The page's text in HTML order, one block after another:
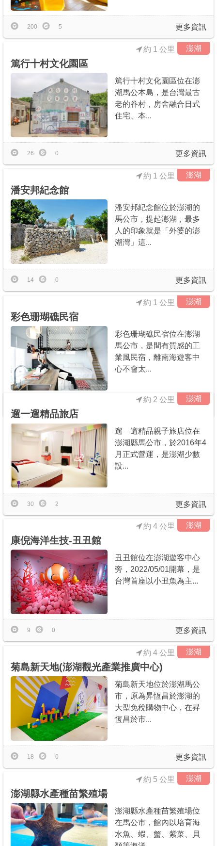
更多資訊
200 5
澎湖
篤行十村文化園區
約 1 公里
篤行十村文化園區位在澎
湖馬公本島，是台灣最古
老的眷村，房舍融合日式
住宅、本...
更多資訊
26 0
澎湖
潘安邦紀念館
約 1 公里
潘安邦紀念館位於澎湖的
馬公市，提起澎湖，最多
人的印象就是「外婆的澎
湖灣」這...
更多資訊
14 0
澎湖
彩色珊瑚礁民宿
約 1 公里
彩色珊瑚礁民宿位在澎湖
馬公市，是間有質感的工
業風民宿，離南海遊客中
心不會太...
更多資訊
澎湖
遛一遛精品旅店
約 2 公里
遛ㄧ遛精品親子旅店位在
澎湖縣馬公市，於2016年4
月正式營運，是澎湖少數
設...
更多資訊
30 2
澎湖
康倪海洋生技-丑丑館
約 4 公里
丑丑館位在澎湖遊客中心
旁，2022/05/01開幕，是
台灣首座以小丑魚為主...
更多資訊
9 0
澎湖
菊島新天地(澎湖觀光產業推廣中心)
約 4 公里
菊島新天地位於澎湖馬公
市，原為昇恆昌於澎湖的
大型免稅購物中心，在昇
恆昌於市...
更多資訊
18 0
澎湖
澎湖縣水產種苗繁殖場
約 5 公里
澎湖縣水產種苗繁殖場位
在馬公市，館內以培育海
水魚、蝦、蟹、紫菜、貝